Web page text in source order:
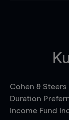
Cohen & Steers
Duration
Income Fund